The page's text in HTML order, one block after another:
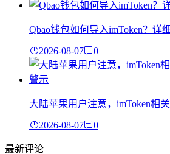
Qbao钱包如何导入imToken？详
2026-08-07 0
大陆苹果用户注意，imToken相
2026-08-07 0
最新评论